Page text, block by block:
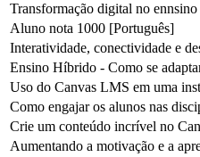
Transformação digital no
Aluno nota 1000 [Português]
Interatividade, conectividade e
Ensino Híbrido - Como se
Uso do Canvas LMS em uma
Como engajar os alunos nas
Crie um conteúdo incrível no
Aumentando a motivação e a